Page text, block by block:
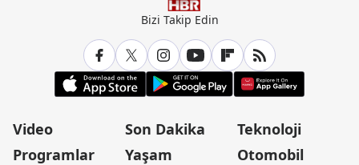
Bizi Takip Edin
Video
Programlar
Son Dakika
Yaşam
Teknoloji
Otomobil